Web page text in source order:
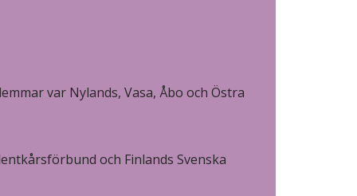
var Nylands, Vasa, Åbo och Östra
och Finlands Svenska